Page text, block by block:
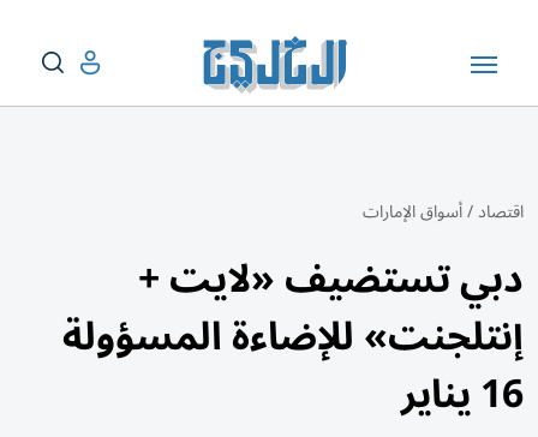
اقتصاد/أسواق الإمارات
دبي تستضيف «لايت +
إنتلجنت» للإضاءة المسؤولة
16 يناير